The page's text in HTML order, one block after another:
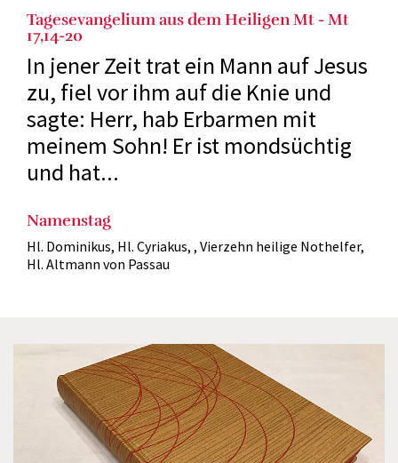
Tagesevangelium aus dem Heiligen Mt - Mt
17,14-20
In jener Zeit trat ein Mann auf Jesus
zu, fiel vor ihm auf die Knie und
sagte: Herr, hab Erbarmen mit
meinem Sohn! Er ist mondsüchtig
und hat...
Namenstag
Hl. Dominikus, Hl. Cyriakus, , Vierzehn heilige Nothelfer,
Hl. Altmann von Passau